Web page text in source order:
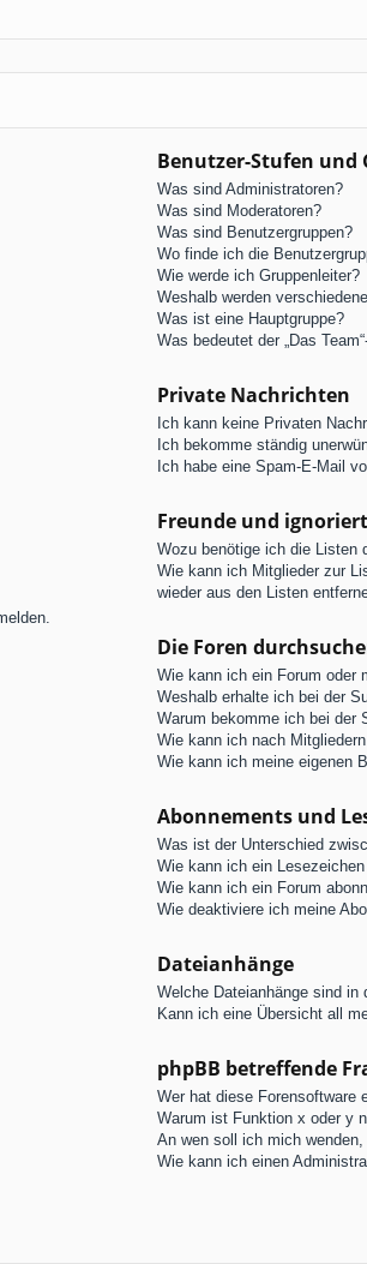
Benutzer-Stufen und
Was sind Administratoren?
Was sind Moderatoren?
Was sind Benutzergruppen?
Wo finde ich die
Wie werde ich Gruppenleiter?
Weshalb werden
Was ist eine Hauptgruppe?
Was bedeutet der „Das
Private Nachrichten
Ich kann keine Privaten
Ich bekomme ständig
Ich habe eine Spam-E-Mail
Freunde und
Wozu benötige ich die Listen
Wie kann ich Mitglieder zur
wieder aus den Listen
Die Foren
Wie kann ich ein Forum oder
Weshalb erhalte ich bei der
Warum bekomme ich bei der
Wie kann ich nach
Wie kann ich meine eigenen
Abonnements und
Was ist der Unterschied
Wie kann ich ein
Wie kann ich ein Forum
Wie deaktiviere ich meine
Dateianhänge
Welche Dateianhänge sind in
Kann ich eine Übersicht all
phpBB betreffende
Wer hat diese Forensoftware
Warum ist Funktion x oder y
An wen soll ich mich
Wie kann ich einen